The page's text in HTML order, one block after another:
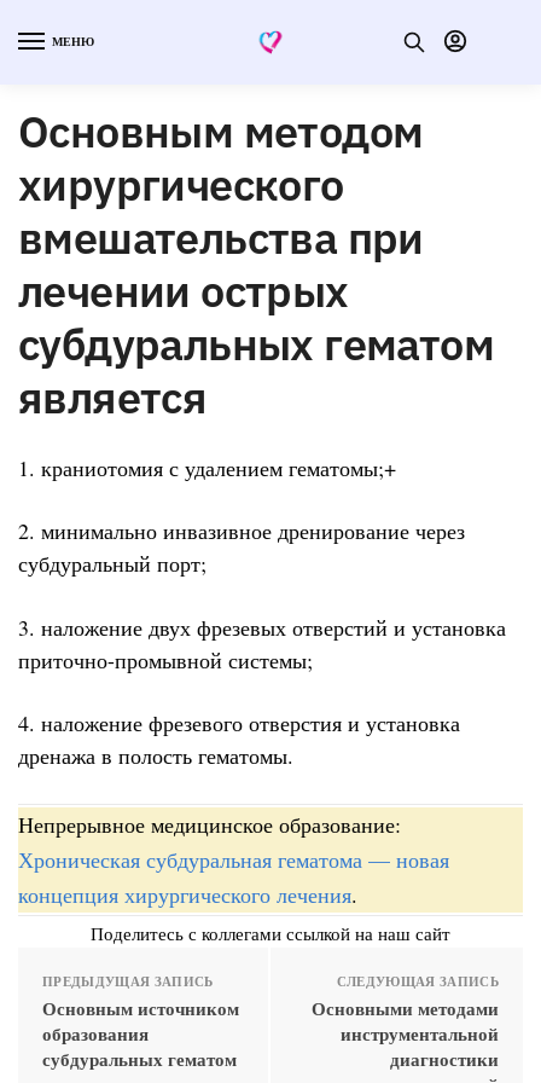
МЕНЮ
Основным методом
хирургического
вмешательства при
лечении острых
субдуральных гематом
является
1. краниотомия с удалением гематомы;+
2. минимально инвазивное дренирование через
субдуральный порт;
3. наложение двух фрезевых отверстий и установка
приточно-промывной системы;
4. наложение фрезевого отверстия и установка
дренажа в полость гематомы.
Непрерывное медицинское образование:
Хроническая субдуральная гематома — новая
концепция хирургического лечения.
Поделитесь с коллегами ссылкой на наш сайт
ПРЕДЫДУЩАЯ ЗАПИСЬ
Основным источником
образования
субдуральных гематом
СЛЕДУЮЩАЯ ЗАПИСЬ
Основными методами
инструментальной
диагностики